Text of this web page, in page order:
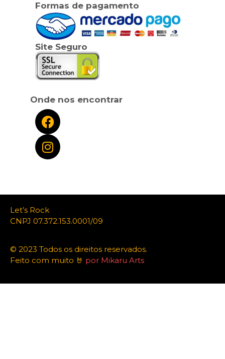
Formas de pagamento
Site Seguro
Onde nos encontrar
Let’s Rock
CNPJ 07.372.153.0001/09
© 2023 Todos os direitos reservados.
Feito com muito 🤘 por Mikaru Arts